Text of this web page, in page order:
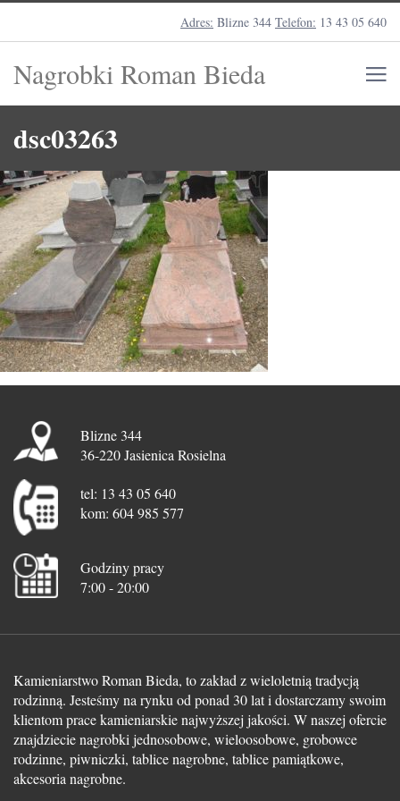
Adres: Blizne 344 Telefon: 13 43 05 640
Nagrobki Roman Bieda
dsc03263
Blizne 344
36-220 Jasienica Rosielna
tel: 13 43 05 640
kom: 604 985 577
Godziny pracy
7:00 - 20:00
Kamieniarstwo Roman Bieda, to zakład z wieloletnią tradycją
rodzinną. Jesteśmy na rynku od ponad 30 lat i dostarczamy swoim
klientom prace kamieniarskie najwyższej jakości. W naszej ofercie
znajdziecie nagrobki jednosobowe, wieloosobowe, grobowce
rodzinne, piwniczki, tablice nagrobne, tablice pamiątkowe,
akcesoria nagrobne.